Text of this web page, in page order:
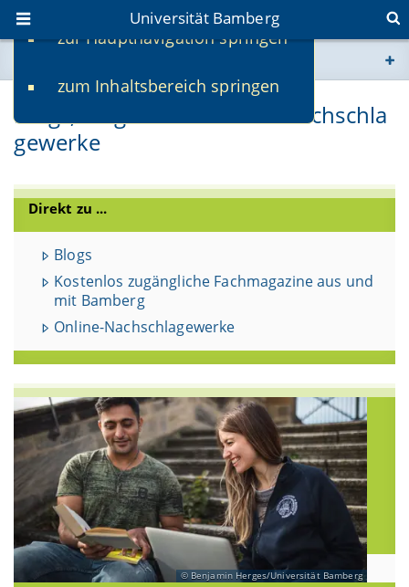
zur Hauptnavigation springen
zum Inhaltsbereich springen
Universität Bamberg
www.uni-bamberg.de
fis.uni-bamberg.de
Blogs, Magazine & Online-Nachschla
gewerke
Direkt zu ...
Blogs
Kostenlos zugängliche Fachmagazine aus und
mit Bamberg
Online-Nachschlagewerke
Benjamin Herges/Universität Bamberg